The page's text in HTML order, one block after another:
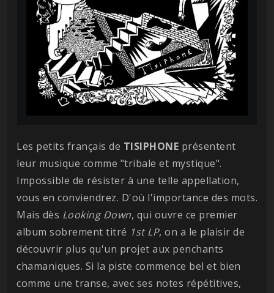
Les petits français de TISIPHONE présentent
leur musique comme "tribale et mystique".
Impossible de résister à une telle appellation,
vous en conviendrez. D'où l'importance des mots.
Mais dès Looking Down, qui ouvre ce premier
album sobrement titré 1st LP, on a le plaisir de
découvrir plus qu'un projet aux penchants
chamaniques. Si la piste commence bel et bien
comme une transe, avec ses notes répétitives,